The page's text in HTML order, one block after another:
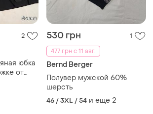
2
юбка
от
530 грн
1
477 грн с 11 авг.
Bernd Berger
Полувер мужской 60%
шерсть
46 / 3XL / 54 и еще 2